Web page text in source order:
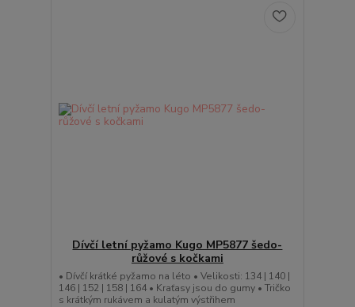
Dívčí letní pyžamo Kugo MP5877 šedo-
růžové s kočkami
• Dívčí krátké pyžamo na léto • Velikosti: 134 | 140 |
146 | 152 | 158 | 164 • Kraťasy jsou do gumy • Tričko
s krátkým rukávem a kulatým výstřihem